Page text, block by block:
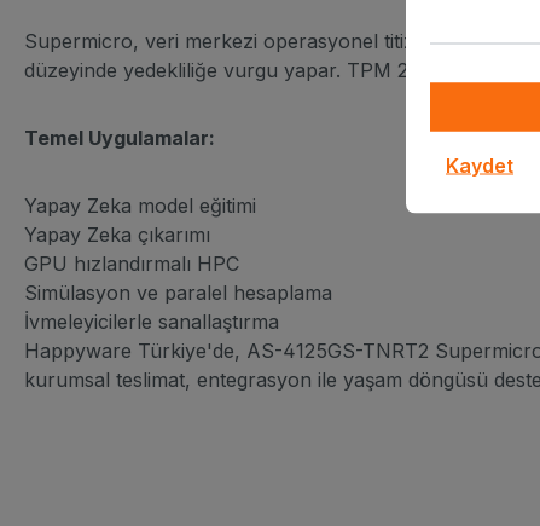
Supermicro, veri merkezi operasyonel titizliğiyle
düzeyinde yedekliliğe vurgu yapar. TPM 2.0 ve Silicon
Temel Uygulamalar:
Yapay Zeka model eğitimi
Yapay Zeka çıkarımı
GPU hızlandırmalı HPC
Simülasyon ve paralel hesaplama
İvmeleyicilerle sanallaştırma
Happyware Türkiye'de, AS-4125GS-TNRT2 Supermicro
kurumsal teslimat, entegrasyon ile yaşam döngüsü
Kaydet